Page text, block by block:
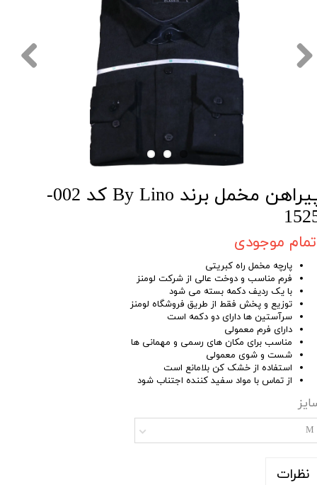
پیراهن مخمل برند By Lino کد 002-
موجودی
پارچه مخمل راه کبریتی
فرم مناسب و دوخت عالی از شرکت لومنز
با یک ردیف دکمه بسته می شود
توزیع و پخش فقط از طریق فروشگاه لومنز
سرآستین ها دارای دو دکمه است
دارای فرم معمولی
مناسب برای مکان های رسمی و مهمانی ها
شست و شوی معمولی
استفاده از خشک کن بلامانع است
از تماس با مواد سفید کننده اجتناب شود
M
نظرات